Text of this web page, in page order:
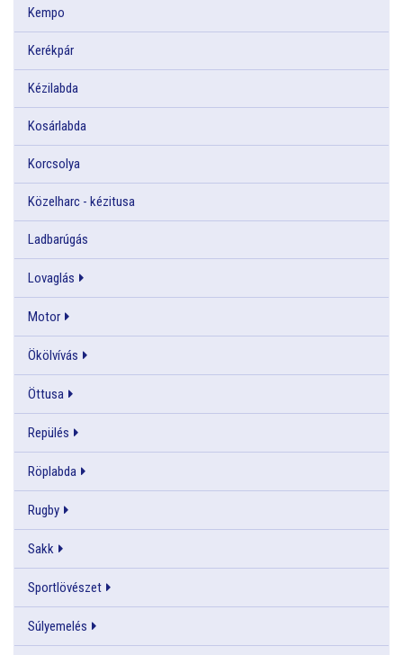
Kempo
Kerékpár
Kézilabda
Kosárlabda
Korcsolya
Közelharc - kézitusa
Ladbarúgás
Lovaglás
Motor
Ökölvívás
Öttusa
Repülés
Röplabda
Rugby
Sakk
Sportlövészet
Súlyemelés